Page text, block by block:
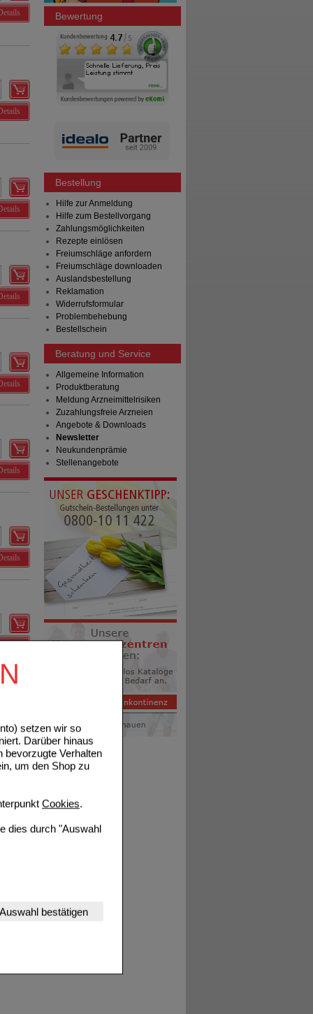
setzen wir so
Darüber hinaus
bevorzugte Verhalten
um den Shop zu
Cookies.
dies durch "Auswahl
Website
werden kann.
(z.B.
Auswahl bestätigen
Details
Details
Details
Bewertung
Bestellung
Hilfe zur Anmeldung
Hilfe zum Bestellvorgang
Zahlungsmöglichkeiten
Rezepte einlösen
Freiumschläge anfordern
Freiumschläge downloaden
Auslandsbestellung
Reklamation
Widerrufsformular
Problembehebung
Bestellschein
Beratung und Service
Allgemeine Information
Produktberatung
Meldung Arzneimittelrisiken
Zuzahlungsfreie Arzneien
Angebote & Downloads
Newsletter
Neukundenprämie
Stellenangebote